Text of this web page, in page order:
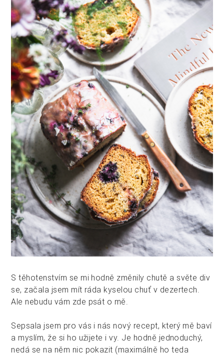
S těhotenstvím se mi hodně změnily chutě a světe div
se, začala jsem mít ráda kyselou chuť v dezertech.
Ale nebudu vám zde psát o mě.
Sepsala jsem pro vás i nás nový recept, který mě baví
a myslím, že si ho užijete i vy. Je hodně jednoduchý,
nedá se na něm nic pokazit (maximálně ho teda